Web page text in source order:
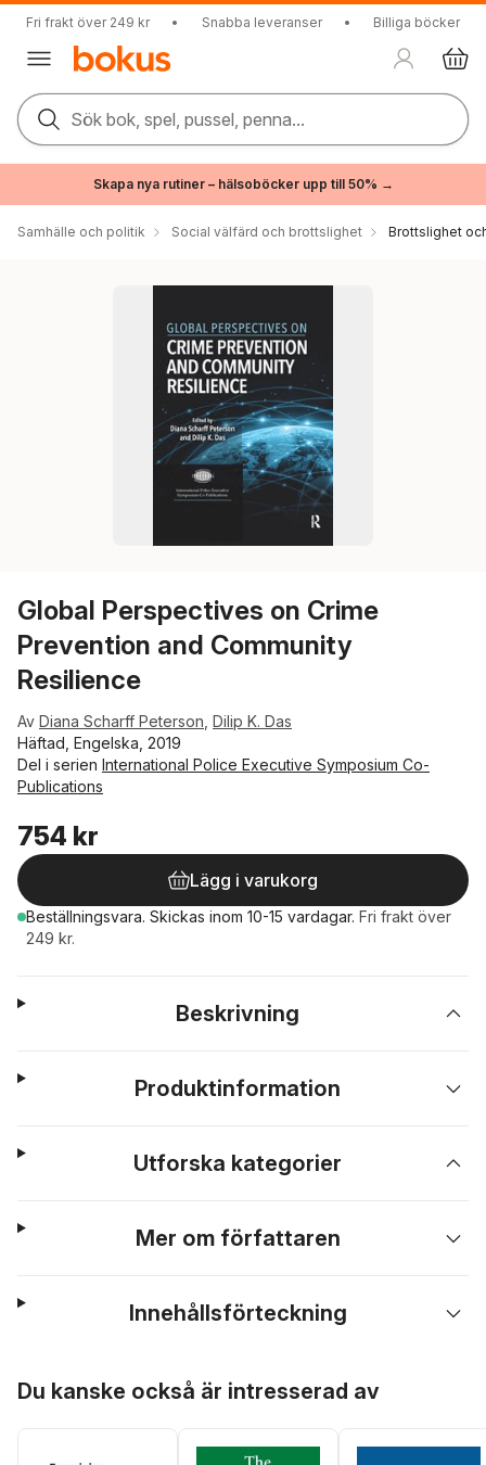
Fri frakt över 249 kr • Snabba leveranser • Billiga böcker
Sök bok, spel, pussel, penna...
Skapa nya rutiner – hälsoböcker upp till 50% →
Samhälle och politik Social välfärd och brottslighet Brottslighet
Global Perspectives on Crime
Prevention and Community
Resilience
Av Diana Scharff Peterson Dilip K. Das
Häftad, Engelska, 2019
Del i serien International Police Executive Symposium Co-
Publications
754 kr
Lägg i varukorg
Beställningsvara. Skickas inom 10-15 vardagar. Fri frakt över
249 kr.
Beskrivning
Produktinformation
Utforska kategorier
Mer om författaren
Innehållsförteckning
Du kanske också är intresserad av